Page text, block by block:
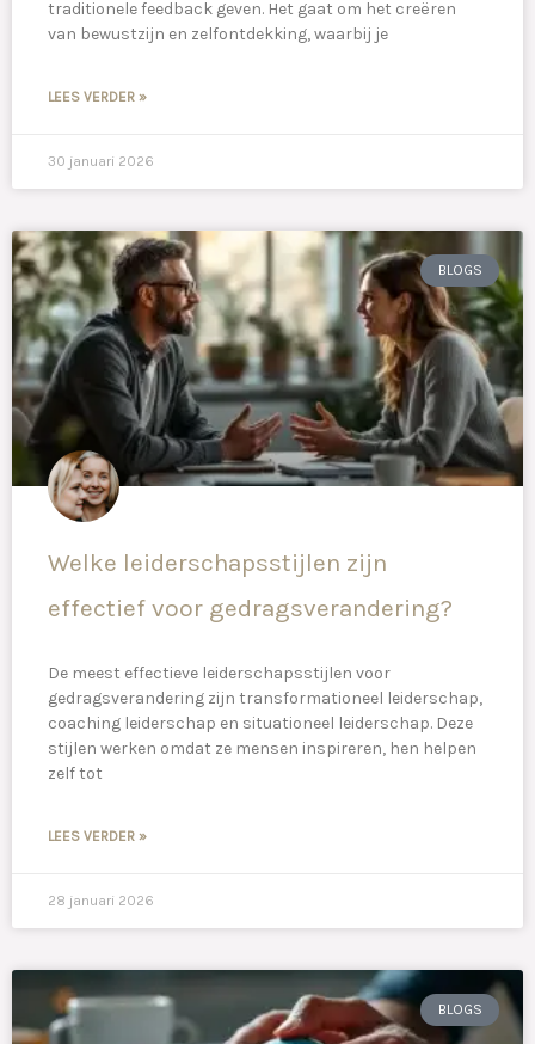
traditionele feedback geven. Het gaat om het creëren
van bewustzijn en zelfontdekking, waarbij je
LEES VERDER »
30 januari 2026
BLOGS
Welke leiderschapsstijlen zijn
effectief voor gedragsverandering?
De meest effectieve leiderschapsstijlen voor
gedragsverandering zijn transformationeel leiderschap,
coaching leiderschap en situationeel leiderschap. Deze
stijlen werken omdat ze mensen inspireren, hen helpen
zelf tot
LEES VERDER »
28 januari 2026
BLOGS